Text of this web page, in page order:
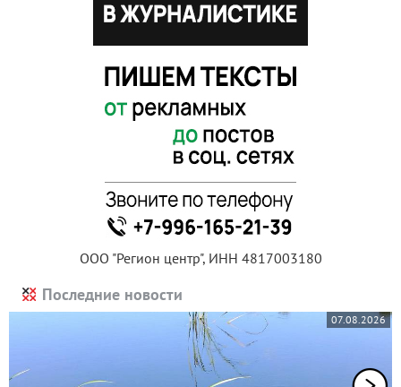
ООО "Регион центр", ИНН 4817003180
Последние новости
07.08.2026